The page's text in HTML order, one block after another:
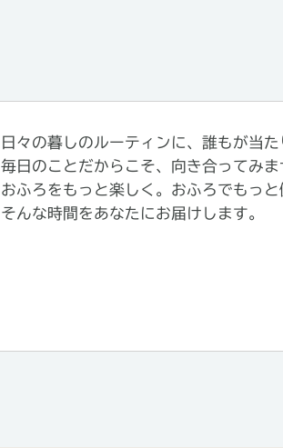
日々の暮しのルーティンに、誰もが当
毎日のことだからこそ、向き合ってみま
おふろをもっと楽しく。おふろでもっ
そんな時間をあなたにお届けします。